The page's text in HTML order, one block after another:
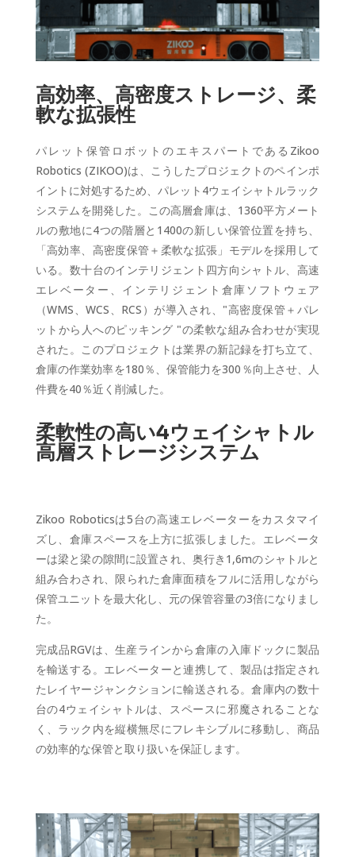
高効率、高密度ストレージ、柔
軟な拡張性
パレット保管ロボットのエキスパートであるZikoo
Robotics (ZIKOO)は、こうしたプロジェクトのペインポ
イントに対処するため、パレット4ウェイシャトルラック
システムを開発した。この高層倉庫は、1360平方メート
ルの敷地に4つの階層と1400の新しい保管位置を持ち、
「高効率、高密度保管＋柔軟な拡張」モデルを採用して
いる。数十台のインテリジェント四方向シャトル、高速
エレベーター、インテリジェント倉庫ソフトウェア
（WMS、WCS、RCS）が導入され、"高密度保管＋パレ
ットから人へのピッキング "の柔軟な組み合わせが実現
された。このプロジェクトは業界の新記録を打ち立て、
倉庫の作業効率を180％、保管能力を300％向上させ、人
件費を40％近く削減した。
柔軟性の高い4ウェイシャトル
高層ストレージシステム
Zikoo Roboticsは5台の高速エレベーターをカスタマイ
ズし、倉庫スペースを上方に拡張しました。エレベータ
ーは梁と梁の隙間に設置され、奥行き1,6mのシャトルと
組み合わされ、限られた倉庫面積をフルに活用しながら
保管ユニットを最大化し、元の保管容量の3倍になりまし
た。
完成品RGVは、生産ラインから倉庫の入庫ドックに製品
を輸送する。エレベーターと連携して、製品は指定され
たレイヤージャンクションに輸送される。倉庫内の数十
台の4ウェイシャトルは、スペースに邪魔されることな
く、ラック内を縦横無尽にフレキシブルに移動し、商品
の効率的な保管と取り扱いを保証します。